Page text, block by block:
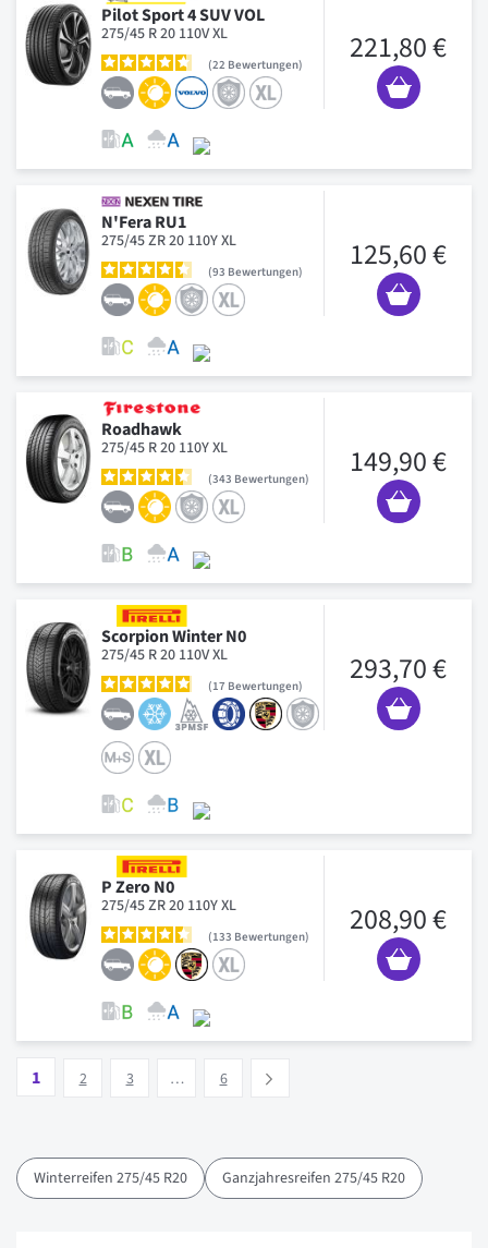
Pilot Sport 4 SUV VOL
275/45 R 20 110V XL
22 Bewertungen 221,80 €
N'Fera RU1
275/45 ZR 20 110Y XL
93 Bewertungen 125,60 €
Roadhawk
275/45 R 20 110Y XL
343 Bewertungen 149,90 €
Scorpion Winter N0
275/45 R 20 110V XL
17 Bewertungen 293,70 €
P Zero N0
275/45 ZR 20 110Y XL
133 Bewertungen 208,90 €
Vous lisez actuellement la page
1 2 3 … 6
Winterreifen 275/45 R20 Ganzjahresreifen 275/45 R20